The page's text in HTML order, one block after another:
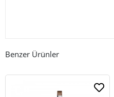
Benzer Ürünler